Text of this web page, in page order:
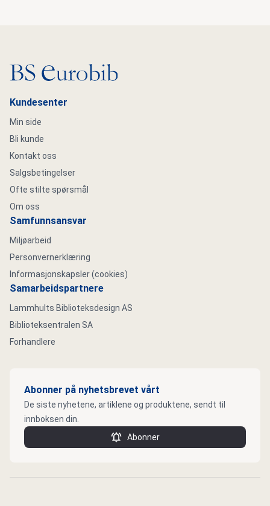
Gå til hovedsiden
Kundesenter
Min side
Bli kunde
Kontakt oss
Salgsbetingelser
Ofte stilte spørsmål
Om oss
Samfunnsansvar
Miljøarbeid
Personvernerklæring
Informasjonskapsler (cookies)
Samarbeidspartnere
Lammhults Biblioteksdesign AS
Biblioteksentralen SA
Forhandlere
Abonner på nyhetsbrevet vårt
De siste nyhetene, artiklene og produktene, sendt til
innboksen din.
Abonner